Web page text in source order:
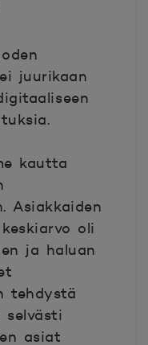
juurikaan
kautta
Asiakkaiden
oli
ja haluan
tehdystä
asiat